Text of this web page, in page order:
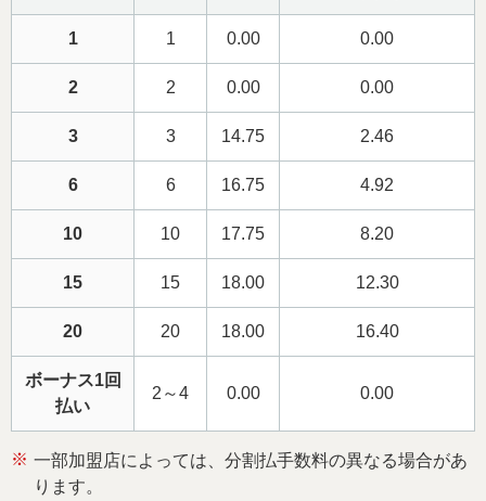
1 1 0.00 0.00
2 2 0.00 0.00
3 3 14.75 2.46
6 6 16.75 4.92
10 10 17.75 8.20
15 15 18.00 12.30
20 20 18.00 16.40
ボーナス1回
払い
2～4 0.00 0.00
※ 一部加盟店によっては、分割払手数料の異なる場合があ
ります。